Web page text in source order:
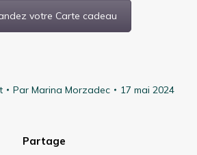
votre Carte cadeau
Par Marina Morzadec 17 mai 2024
Partage